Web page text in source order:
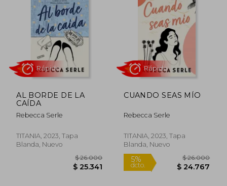
AL BORDE DE LA
CAÍDA
Rebecca Serle
TITANIA, 2023, Tapa
Blanda, Nuevo
CUANDO SEAS MÍO
Rebecca Serle
TITANIA, 2023, Tapa
Blanda, Nuevo